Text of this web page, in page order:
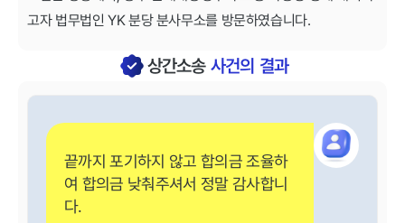
고자 법무법인 YK 분당 분사무소를 방문하였습니다.
상간소송사건의 결과
끝까지 포기하지 않고 합의금 조율하
여 합의금 낮춰주셔서 정말 감사합니
다.